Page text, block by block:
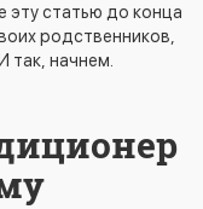
эту статью до конца
родственников,
так, начнем.